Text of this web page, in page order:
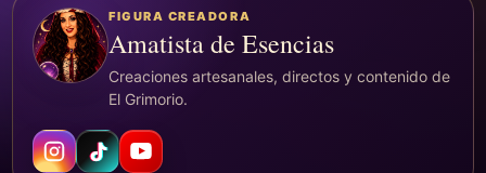
FIGURA CREADORA
Amatista de Esencias
Creaciones artesanales, directos y contenido de
El Grimorio.